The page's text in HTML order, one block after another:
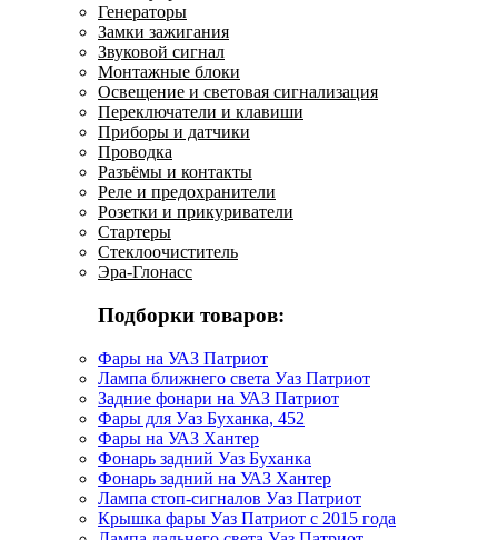
Генераторы
Замки зажигания
Звуковой сигнал
Монтажные блоки
Освещение и световая сигнализация
Переключатели и клавиши
Приборы и датчики
Проводка
Разъёмы и контакты
Реле и предохранители
Розетки и прикуриватели
Стартеры
Стеклоочиститель
Эра-Глонасс
Подборки товаров:
Фары на УАЗ Патриот
Лампа ближнего света Уаз Патриот
Задние фонари на УАЗ Патриот
Фары для Уаз Буханка, 452
Фары на УАЗ Хантер
Фонарь задний Уаз Буханка
Фонарь задний на УАЗ Хантер
Лампа стоп-сигналов Уаз Патриот
Крышка фары Уаз Патриот с 2015 года